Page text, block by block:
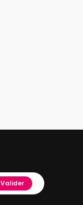
Valider